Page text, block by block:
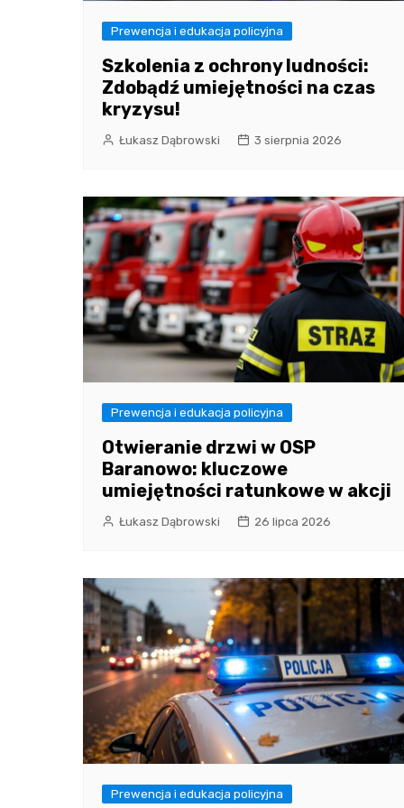
Prewencja i edukacja policyjna
Szkolenia z ochrony ludności:
Zdobądź umiejętności na czas
kryzysu!
Łukasz Dąbrowski 3 sierpnia 2026
Prewencja i edukacja policyjna
Otwieranie drzwi w OSP
Baranowo: kluczowe
umiejętności ratunkowe w akcji
Łukasz Dąbrowski 26 lipca 2026
Prewencja i edukacja policyjna